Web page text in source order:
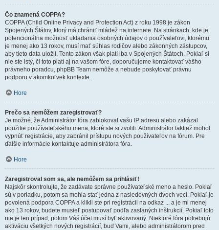
Čo znamená COPPA?
COPPA (Child Online Privacy and Protection Act) z roku 1998 je zákon
Spojených Štátov, ktorý má chrániť mládež na internete. Na stránkach, kde je
potencionálna možnosť ukladania osobných údajov o používateľovi, ktorému
je menej ako 13 rokov, musí mať súhlas rodičov alebo zákonných zástupcov,
aby tieto data uložil. Tento zákon však platí iba v Spojených Štátoch. Pokiaľ si
nie ste istý, či toto platí aj na vašom fóre, doporučujeme kontaktovať vášho
právneho poradcu, phpBB Team nemôže a nebude poskytovať právnu
podporu v akomkoľvek kontexte.
Hore
Prečo sa nemôžem zaregistrovať?
Je možné, že Administrátor fóra zablokoval vašu IP adresu alebo zakázal
použitie používateľského mena, ktoré ste si zvolili. Administrátor taktiež mohol
vypnúť registrácie, aby zabránil prístupu nových používateľov na fórum. Pre
ďalšie informácie kontaktuje administrátora fóra.
Hore
Zaregistroval som sa, ale nemôžem sa prihlásiť!
Najskôr skontrolujte, že zadávate správne používateľské meno a heslo. Pokiaľ
sú v poriadku, potom sa mohla stať jedna z nasledovných dvoch vecí. Pokiaľ je
povolená podpora COPPA a klikli ste pri registrácii na odkaz ... a je mi menej
ako 13 rokov, budete musieť postupovať podľa zaslaných inštrukcií. Pokiaľ toto
nie je ten prípad, potom Váš účet musí byť aktivovaný. Niektoré fóra potrebujú
aktiváciu všetkých nových registrácií, buď Vami, alebo administrátorom pred